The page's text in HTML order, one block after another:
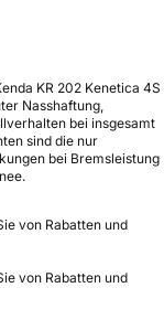
KR 202 Kenetica 4S
Nasshaftung,
bei insgesamt
sind die nur
bei Bremsleistung
von Rabatten und
von Rabatten und